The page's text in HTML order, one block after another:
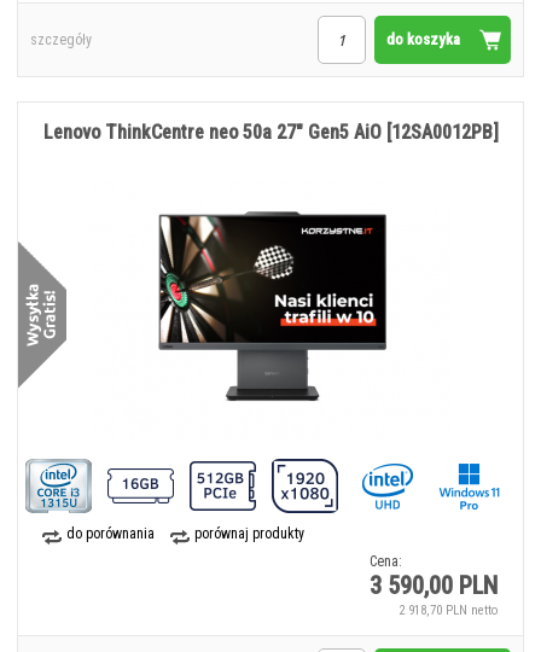
do koszyka
szczegóły
do porównania
porównaj produkty
Cena:
3 590,00 PLN
2 918,70 PLN netto
Lenovo ThinkCentre neo 50a 27" Gen5 AiO [12SA0012PB]